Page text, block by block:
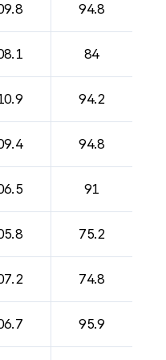
94.8
84
94.2
94.8
91
75.2
74.8
95.9